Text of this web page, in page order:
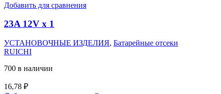
Добавить для сравнения
23A 12V x 1
УСТАНОВОЧНЫЕ ИЗДЕЛИЯ, Батарейные отсеки
RUICHI
700 в наличии
16,78 ₽